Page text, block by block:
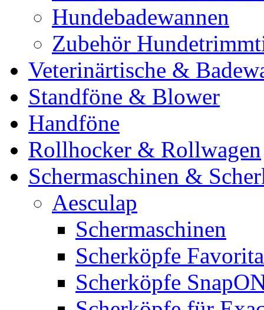
Hundebadewannen
Zubehör
Veterinärtische &
Standföne & Blower
Handföne
Rollhocker & Rollwagen
Schermaschinen &
Aesculap
Schermaschinen
Scherköpfe
Scherköpfe